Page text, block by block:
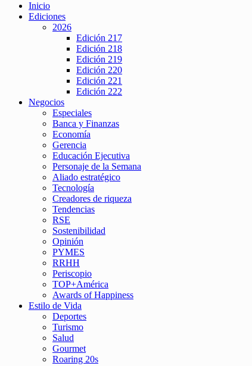
Inicio
Ediciones
2026
Edición 217
Edición 218
Edición 219
Edición 220
Edición 221
Edición 222
Negocios
Especiales
Banca y Finanzas
Economía
Gerencia
Educación Ejecutiva
Personaje de la Semana
Aliado estratégico
Tecnología
Creadores de riqueza
Tendencias
RSE
Sostenibilidad
Opinión
PYMES
RRHH
Periscopio
TOP+América
Awards of Happiness
Estilo de Vida
Deportes
Turismo
Salud
Gourmet
Roaring 20s